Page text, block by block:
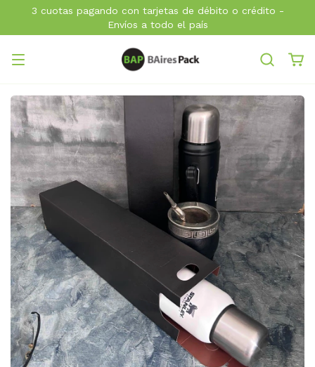
3 cuotas pagando con tarjetas de débito o crédito -
Envíos a todo el país